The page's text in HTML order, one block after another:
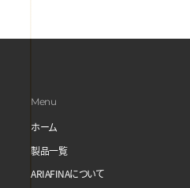
Menu
ホーム
製品一覧
ARIAFINAについて